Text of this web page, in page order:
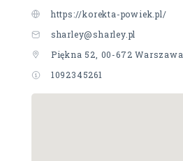
https://korekta-powiek.pl/
sharley@sharley.pl
Piękna 52, 00-672 Warszawa
1092345261